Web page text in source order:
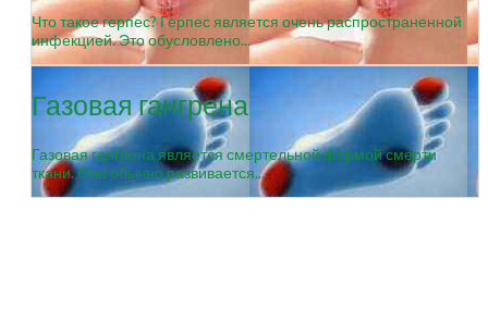
Что такое герпес? Герпес является очень распространенной
инфекцией. Это обусловлено...
Газовая гангрена
Газовая гангрена является смертельной формой смерти
ткани. Она обычно развивается...